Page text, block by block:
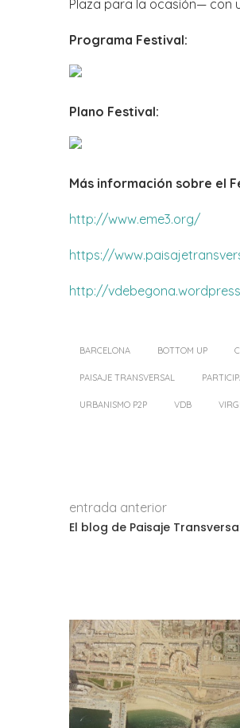
Plaza para la ocasión— con
Programa Festival:
Plano Festival:
Más información sobre el
http://www.eme3.org/
https://
http://
BARCELONA BOTTOM UP
PAISAJE TRANSVERSAL
URBANISMO P2P VDB
entrada anterior
El blog de Paisaje